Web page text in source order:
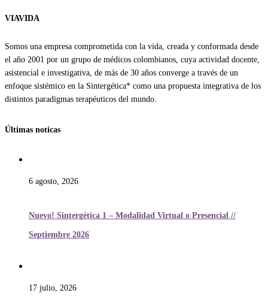
VIAVIDA
Somos una empresa comprometida con la vida, creada y conformada desde
el año 2001 por un grupo de médicos colombianos, cuya actividad docente,
asistencial e investigativa, de más de 30 años converge a través de un
enfoque sistémico en la Sintergética* como una propuesta integrativa de los
distintos paradigmas terapéuticos del mundo.
Últimas noticas
6 agosto, 2026
Nuevo! Sintergética 1 – Modalidad Virtual o Presencial //
Septiembre 2026
17 julio, 2026